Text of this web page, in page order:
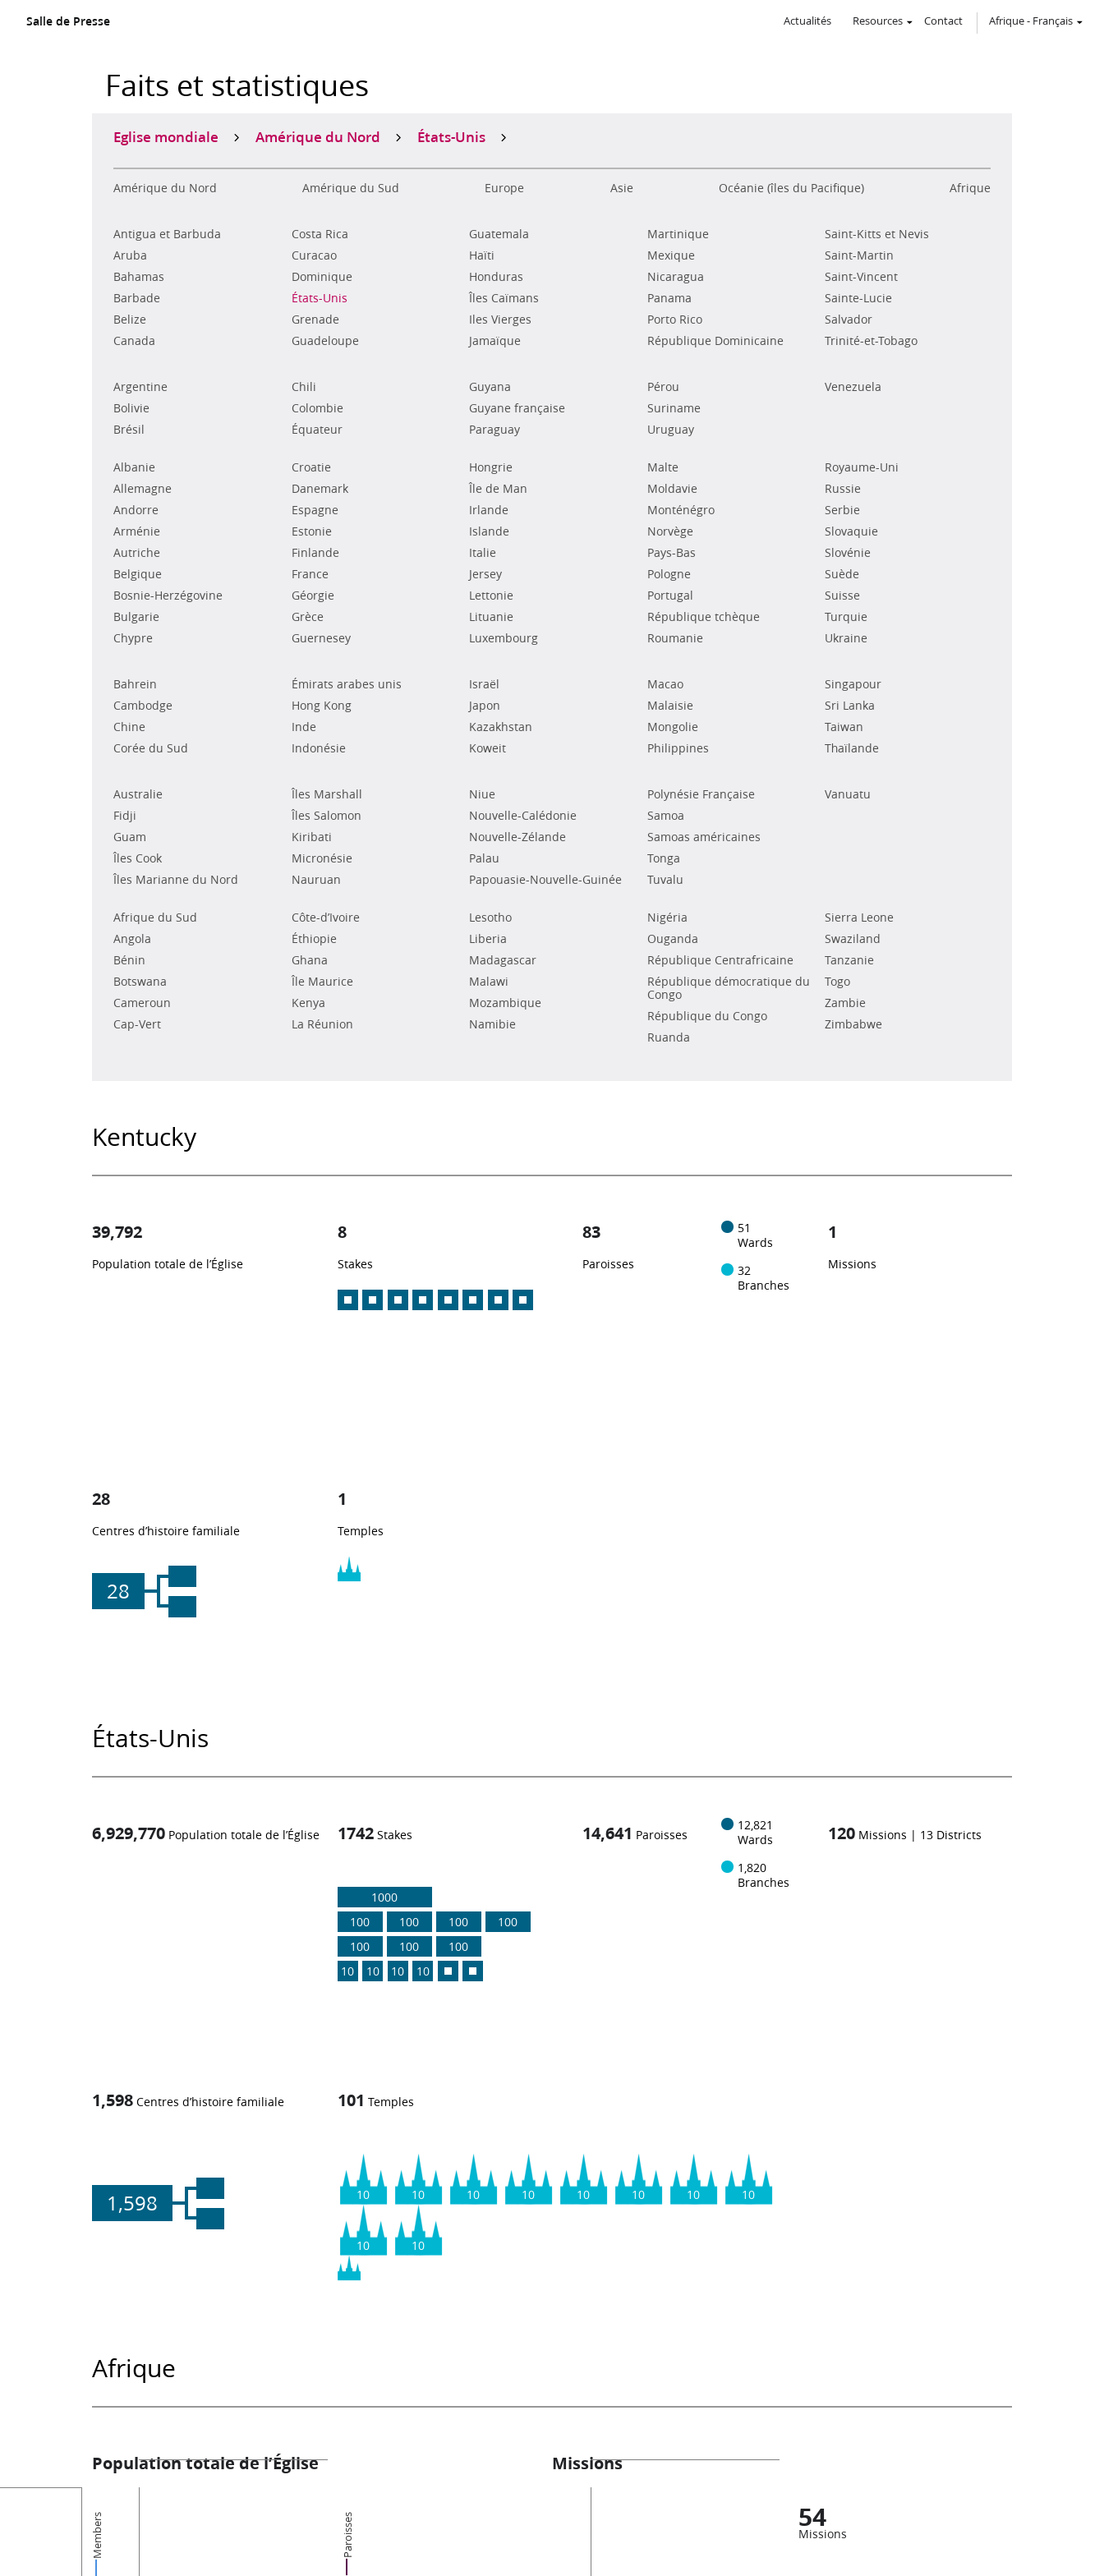
Salle de Presse Actualités Resources Contact Afrique- Français
Faits et statistiques
Eglise mondiale Amérique du Nord États-Unis
Amérique du Nord Amérique du Sud Europe Asie Océanie (îles du Pacifique) Afrique
Antigua et Barbuda
Aruba
Bahamas
Barbade
Belize
Canada
Costa Rica
Curacao
Dominique
États-Unis
Grenade
Guadeloupe
Guatemala
Haïti
Honduras
Îles Caïmans
Iles Vierges
Jamaïque
Martinique
Mexique
Nicaragua
Panama
Porto Rico
République Dominicaine
Saint-Kitts et Nevis
Saint-Martin
Saint-Vincent
Sainte-Lucie
Salvador
Trinité-et-Tobago
Argentine
Bolivie
Brésil
Chili
Colombie
Équateur
Guyana
Guyane française
Paraguay
Pérou
Suriname
Uruguay
Venezuela
Albanie
Allemagne
Andorre
Arménie
Autriche
Belgique
Bosnie-Herzégovine
Bulgarie
Chypre
Croatie
Danemark
Espagne
Estonie
Finlande
France
Géorgie
Grèce
Guernesey
Hongrie
Île de Man
Irlande
Islande
Italie
Jersey
Lettonie
Lituanie
Luxembourg
Malte
Moldavie
Monténégro
Norvège
Pays-Bas
Pologne
Portugal
République tchèque
Roumanie
Royaume-Uni
Russie
Serbie
Slovaquie
Slovénie
Suède
Suisse
Turquie
Ukraine
Bahrein
Cambodge
Chine
Corée du Sud
Émirats arabes unis
Hong Kong
Inde
Indonésie
Israël
Japon
Kazakhstan
Koweit
Macao
Malaisie
Mongolie
Philippines
Singapour
Sri Lanka
Taiwan
Thaïlande
Australie
Fidji
Guam
Îles Cook
Îles Marianne du Nord
Îles Marshall
Îles Salomon
Kiribati
Micronésie
Nauruan
Niue
Nouvelle-Calédonie
Nouvelle-Zélande
Palau
Papouasie-Nouvelle-Guinée
Polynésie Française
Samoa
Samoas américaines
Tonga
Tuvalu
Vanuatu
Afrique du Sud
Angola
Bénin
Botswana
Cameroun
Cap-Vert
Côte-d’Ivoire
Éthiopie
Ghana
Île Maurice
Kenya
La Réunion
Lesotho
Liberia
Madagascar
Malawi
Mozambique
Namibie
Nigéria
Ouganda
République Centrafricaine
République démocratique du
Congo
République du Congo
Ruanda
Sierra Leone
Swaziland
Tanzanie
Togo
Zambie
Zimbabwe
Kentucky
39,792
Population totale de l’Église
1 -in-
8
Stakes
83
Paroisses
51
Wards
32
Branches
28
Centres d’histoire familiale
28
1
Temples
1
Missions
États-Unis
6,929,770 Population totale de l’Église 1742 Stakes
1000
100
100 100
100
100
100
100
10
10 10 10
14,641 Paroisses
12,821
Wards
1,820
Branches
1,598 Centres d’histoire familiale
1,598
101 Temples
10 10 10 10 10 10 10 10
10 10
120 Missions | 13 Districts
Afrique
Population totale de l’Église
Members Paroisses
Missions
54
Missions